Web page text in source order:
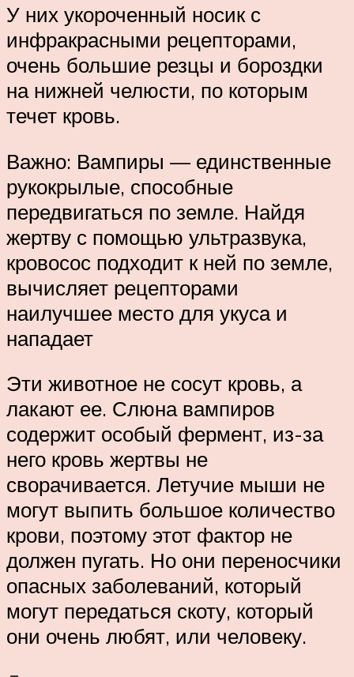
У них укороченный носик с
инфракрасными рецепторами,
очень большие резцы и бороздки
на нижней челюсти, по которым
течет кровь.
Важно: Вампиры — единственные
рукокрылые, способные
передвигаться по земле. Найдя
жертву с помощью ультразвука,
кровосос подходит к ней по земле,
вычисляет рецепторами
наилучшее место для укуса и
нападает
Эти животное не сосут кровь, а
лакают ее. Слюна вампиров
содержит особый фермент, из-за
него кровь жертвы не
сворачивается. Летучие мыши не
могут выпить большое количество
крови, поэтому этот фактор не
должен пугать. Но они переносчики
опасных заболеваний, который
могут передаться скоту, который
они очень любят, или человеку.